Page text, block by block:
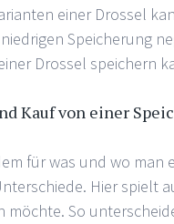
einer Drossel
Speicherung
Drossel speichern
Kauf von einer
für was und wo man
Hier spielt
möchte. So